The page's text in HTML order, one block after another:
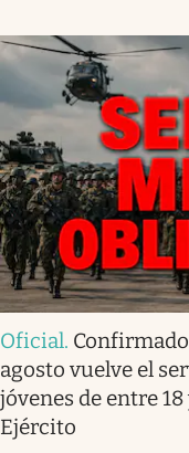
Oficial.
agosto vuelve el
jóvenes de entre
Ejército